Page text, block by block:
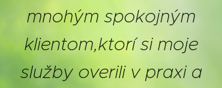
mnohým spokojným
klientom,ktorí si moje
služby overili v praxi a